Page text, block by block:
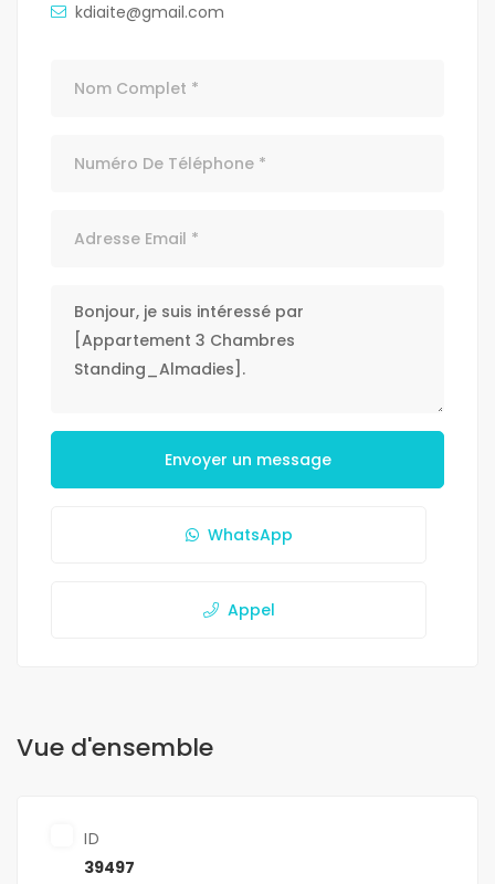
kdiaite@gmail.com
Envoyer un message
WhatsApp
Appel
Vue d'ensemble
ID
39497